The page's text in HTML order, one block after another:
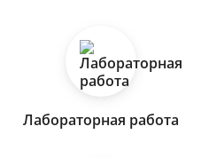
Лабораторная работа